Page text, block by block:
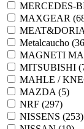
MERCEDES-
MAXGEAR
MEAT&DORIA
Metalcaucho
MAGNETI
MITSUBISHI
MAHLE /
MAZDA (5)
NRF (297)
NISSENS (253)